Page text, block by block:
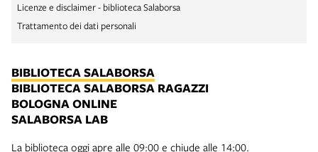
Licenze e disclaimer - biblioteca Salaborsa
Trattamento dei dati personali
BIBLIOTECA SALABORSA
BIBLIOTECA SALABORSA RAGAZZI
BOLOGNA ONLINE
SALABORSA LAB
La biblioteca oggi apre alle 09:00 e chiude alle 14:00.